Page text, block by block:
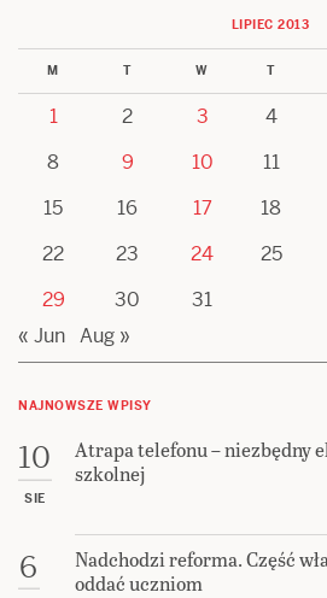
LIPIEC 2013
M T W T
1 2 3 4
8
9 10 11
15
16 17 18
22
23 24 25
29
30
31
« Jun Aug »
NAJNOWSZE WPISY
10
SIE
Atrapa telefonu – niezbędny
szkolnej
6
Nadchodzi reforma. Część
oddać uczniom